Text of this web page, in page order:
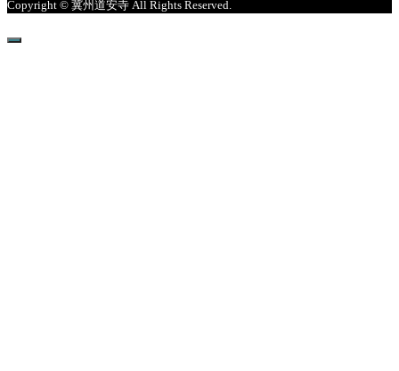
Copyright © 冀州道安寺 All Rights Reserved.